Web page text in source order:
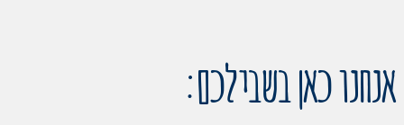
אנחנו כאן בשבילכם: